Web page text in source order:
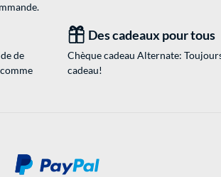
de
Des cadeaux pour tous
Chèque cadeau Alternate:
cadeau!